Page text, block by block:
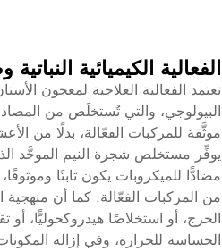
الفعالية الكيميائية
تعتمد الفعالية العلاجية لمعجون
البيولوجي، والتي تُستخلَص من
موثَّقة للمركبات الفعّالة، بدلًا من
يوفِّر مستخلص شجرة النيم الموحَّد
مضادًّا للميكروبات يكون ثابتًا
من المركبات الفعّالة. كما أن
الحرج، أو استخلاصًا هيدروكحوليًّا، أو
الحساسة للحرارة، وفي إزالة